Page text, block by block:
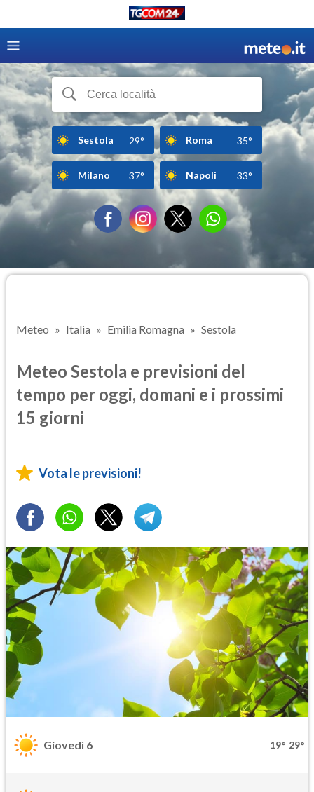
Sestola 29° Roma 35°
Milano 37° Napoli 33°
Meteo Italia Emilia Romagna Sestola
Meteo Sestola e previsioni del
tempo per oggi, domani e i prossimi
15 giorni
Vota le previsioni!
Giovedì 6 19° 29°